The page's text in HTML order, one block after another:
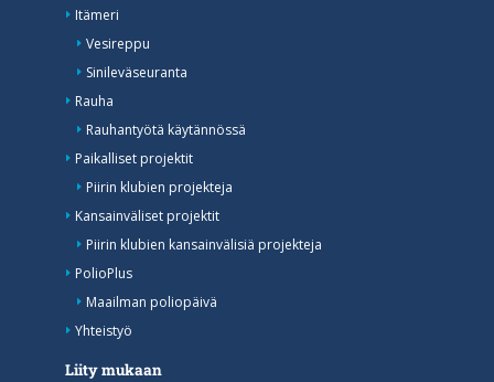
Itämeri
Vesireppu
Sinileväseuranta
Rauha
Rauhantyötä käytännössä
Paikalliset projektit
Piirin klubien projekteja
Kansainväliset projektit
Piirin klubien kansainvälisiä projekteja
PolioPlus
Maailman poliopäivä
Yhteistyö
Liity mukaan